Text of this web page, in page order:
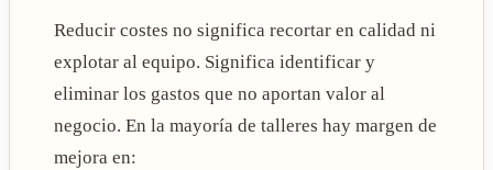
Reducir costes no significa recortar en calidad ni
explotar al equipo. Significa identificar y
eliminar los gastos que no aportan valor al
negocio. En la mayoría de talleres hay margen de
mejora en: